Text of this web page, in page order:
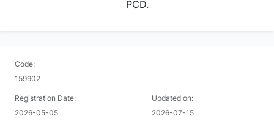
PCD.
Code:
159902
Registration Date:
2026-05-05
Updated on:
2026-07-15